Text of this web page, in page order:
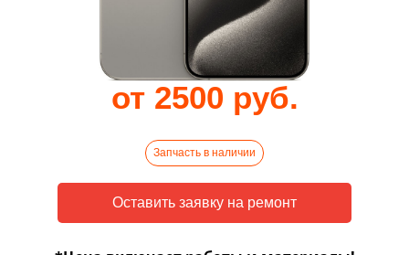
от 2500 руб.
Запчасть в наличии